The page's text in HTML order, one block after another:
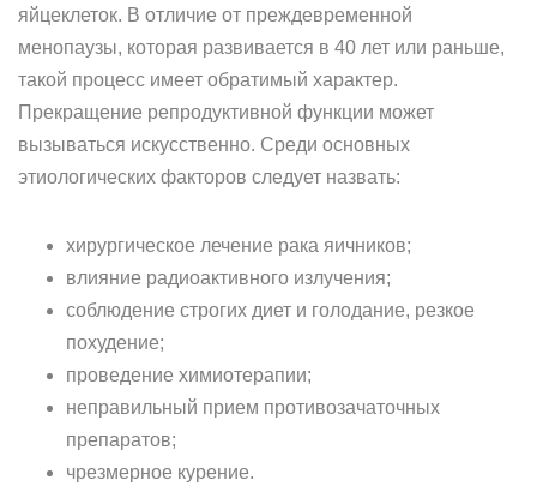
яйцеклеток. В отличие от преждевременной
менопаузы, которая развивается в 40 лет или раньше,
такой процесс имеет обратимый характер.
Прекращение репродуктивной функции может
вызываться искусственно. Среди основных
этиологических факторов следует назвать:
хирургическое лечение рака яичников;
влияние радиоактивного излучения;
соблюдение строгих диет и голодание, резкое
похудение;
проведение химиотерапии;
неправильный прием противозачаточных
препаратов;
чрезмерное курение.